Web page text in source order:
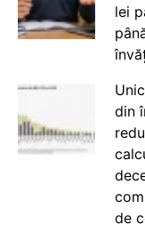
lei
din
de